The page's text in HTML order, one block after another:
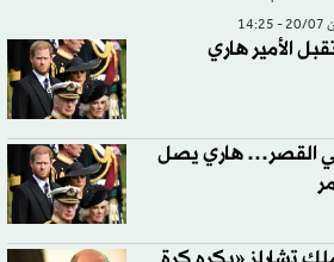
الأمير هاري
في القصر… هاري يصل